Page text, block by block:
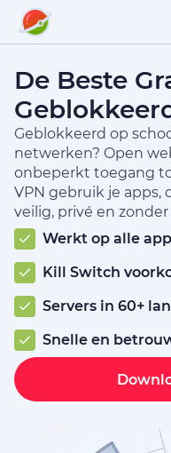
De Beste
Geblokkeerd op
netwerken? Open
onbeperkt toegang
VPN gebruik je apps,
veilig, privé en
Werkt op alle
Kill Switch
Servers in 60+
Snelle en